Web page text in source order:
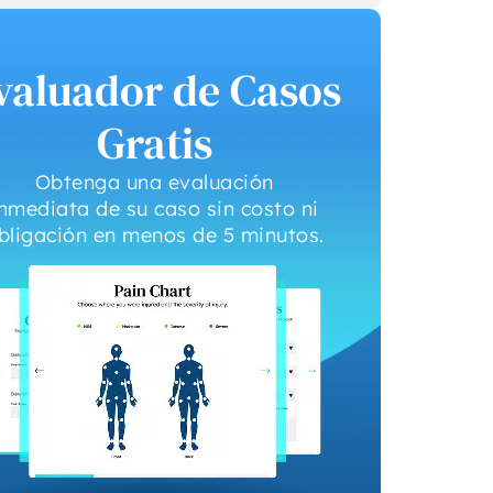
de Casos
Gratis
Obtenga una evaluación
de su caso sin costo ni
en menos de 5 minutos.